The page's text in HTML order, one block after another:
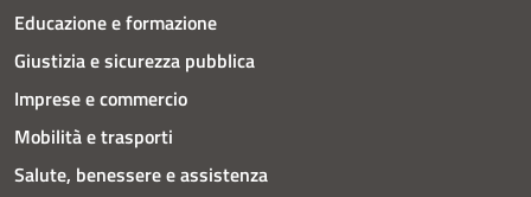
Educazione e formazione
Giustizia e sicurezza pubblica
Imprese e commercio
Mobilità e trasporti
Salute, benessere e assistenza